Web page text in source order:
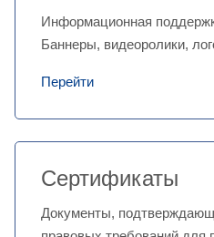
Информационная
Баннеры, видеоролики,
Перейти
Сертификаты
Документы,